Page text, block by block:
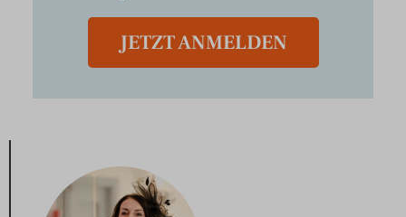
JETZT ANMELDEN